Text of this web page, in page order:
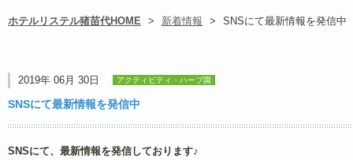
ホテルリステル猪苗代HOME > 新着情報 > SNSにて最新情報を発信中
2019年 06月 30日 アクティビティ・ハーブ園
SNSにて最新情報を発信中
SNSにて、最新情報を発信しております♪